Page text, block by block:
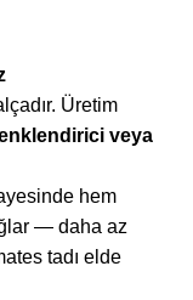
Üretim
veya
hem
— daha az
tadı elde